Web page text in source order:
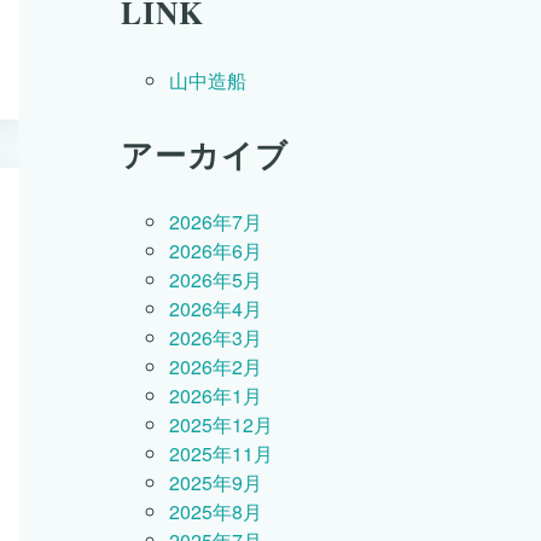
LINK
山中造船
アーカイブ
2026年7月
2026年6月
2026年5月
2026年4月
2026年3月
2026年2月
2026年1月
2025年12月
2025年11月
2025年9月
2025年8月